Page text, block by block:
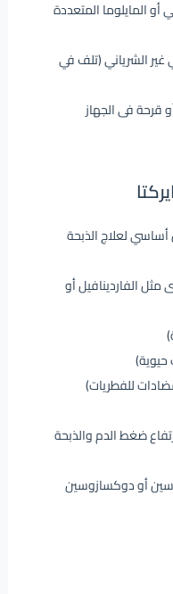
المايلوما المتعددة
غير الشرياني (تلف في
قرحة فى الجهاز
أساسي لعلاج الذبحة
الفاردينافيل أو
حيوية)
للفطريات)
ضغط الدم والذبحة
أو دوكسازوسين